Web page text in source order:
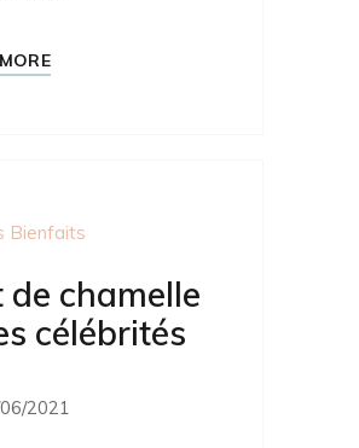
Bienfaits
de chamelle
célébrités
2021